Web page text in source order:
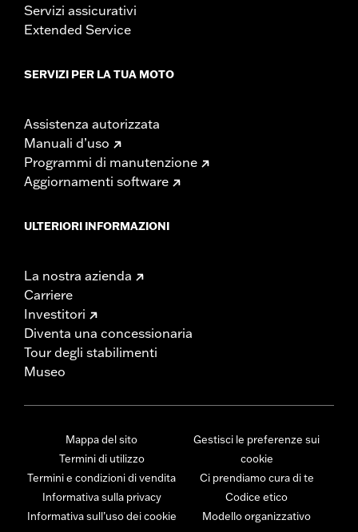
Servizi assicurativi
Extended Service
SERVIZI PER LA TUA MOTO
Assistenza autorizzata
Manuali d’uso
Programmi di manutenzione
Aggiornamenti software
ULTERIORI INFORMAZIONI
La nostra azienda
Carriere
Investitori
Diventa una concessionaria
Tour degli stabilimenti
Museo
Mappa del sito
Termini di utilizzo
Termini e condizioni di vendita
Informativa sulla privacy
Informativa sull’uso dei cookie
Gestisci le preferenze sui
cookie
Ci prendiamo cura di te
Codice etico
Modello organizzativo